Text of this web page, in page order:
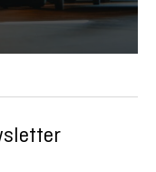
novetats,